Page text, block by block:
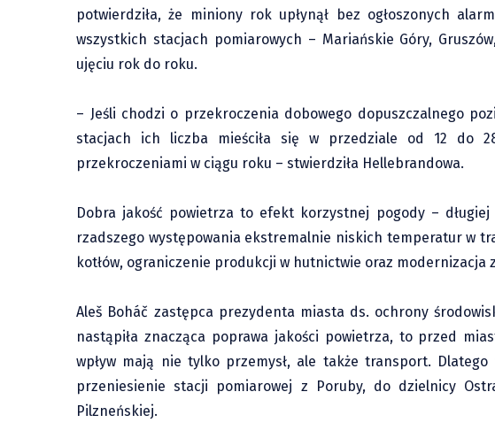
potwierdziła, że miniony rok upłynął bez ogłoszonych
wszystkich stacjach pomiarowych – Mariańskie Góry,
ujęciu rok do roku.
– Jeśli chodzi o przekroczenia dobowego dopuszczalnego
stacjach ich liczba mieściła się w przedziale od 12 do
przekroczeniami w ciągu roku – stwierdziła Hellebrandowa.
Dobra jakość powietrza to efekt korzystnej pogody –
rzadszego występowania ekstremalnie niskich temperatur w
kotłów, ograniczenie produkcji w hutnictwie oraz modernizacja
Aleš Boháč zastępca prezydenta miasta ds. ochrony
nastąpiła znacząca poprawa jakości powietrza, to przed
wpływ mają nie tylko przemysł, ale także transport.
przeniesienie stacji pomiarowej z Poruby, do dzielnicy
Pilzneńskiej.